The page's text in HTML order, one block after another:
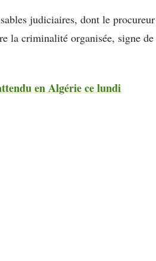
judiciaires, dont le procureur
la criminalité organisée, signe de
en Algérie ce lundi